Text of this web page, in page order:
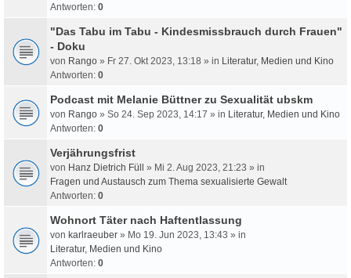
Antworten: 0
"Das Tabu im Tabu - Kindesmissbrauch durch Frauen"
- Doku
von Rango » Fr 27. Okt 2023, 13:18 » in Literatur, Medien und Kino
Antworten: 0
Podcast mit Melanie Büttner zu Sexualität ubskm
von Rango » So 24. Sep 2023, 14:17 » in Literatur, Medien und Kino
Antworten: 0
Verjährungsfrist
von Hanz Dietrich Füll » Mi 2. Aug 2023, 21:23 » in
Fragen und Austausch zum Thema sexualisierte Gewalt
Antworten: 0
Wohnort Täter nach Haftentlassung
von karlraeuber » Mo 19. Jun 2023, 13:43 » in
Literatur, Medien und Kino
Antworten: 0